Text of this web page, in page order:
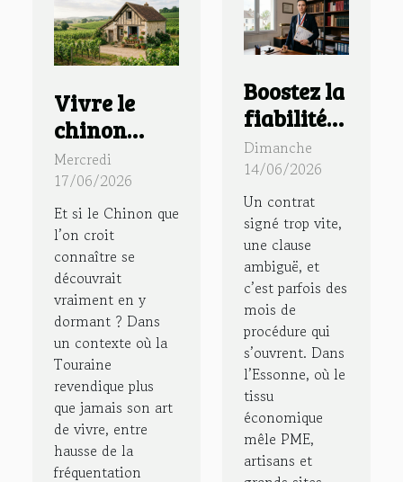
Vivre le
chinon
authentique
: immersion
dans un
gîte à
chinon au
cœur des
vignes
Mercredi
17/06/2026
Et si le Chinon que
l’on croit
connaître se
découvrait
vraiment en y
dormant ? Dans
un contexte où la
Touraine
revendique plus
que jamais son art
de vivre, entre
hausse de la
fréquentation
Boostez la
fiabilité
de vos
contrats
avec un
huissier
de justice
dans le 91
Dimanche
14/06/2026
Un contrat
signé trop vite,
une clause
ambiguë, et
c’est parfois des
mois de
procédure qui
s’ouvrent. Dans
l’Essonne, où le
tissu
économique
mêle PME,
artisans et